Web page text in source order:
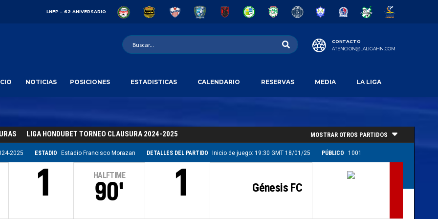
LNFP – 62 ANIVERSARIO
CONTACTO
ATENCION@LALIGAHN.COM
NOTICIAS POSICIONES ESTADISTICAS CALENDARIO RESERVAS MEDIA LA LIGA